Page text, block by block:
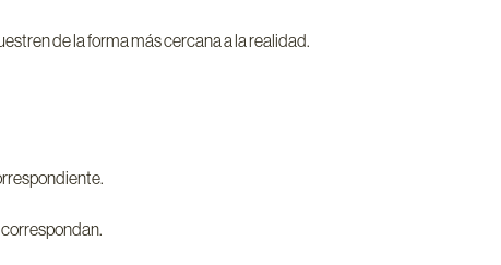
de la forma más cercana a la realidad.